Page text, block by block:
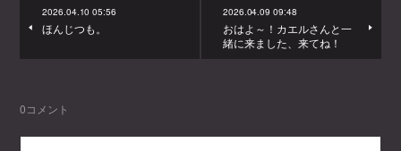
2026.04.10 05:56
ほんじつも。
2026.04.09 09:48
おはよ～！カエルさんと一
緒に来ました、来てね！
0コメント